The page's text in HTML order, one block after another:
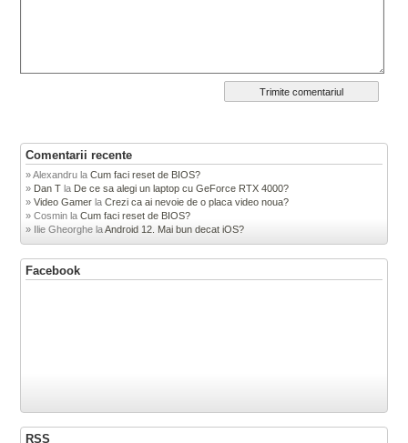
Comentarii recente
Alexandru laCum faci reset de BIOS?
Dan T la De ce sa alegi un laptop cu GeForce RTX 4000?
Video Gamer laCrezi ca ai nevoie de o placa video noua?
Cosmin laCum faci reset de BIOS?
Ilie Gheorghe laAndroid 12. Mai bun decat iOS?
Facebook
RSS